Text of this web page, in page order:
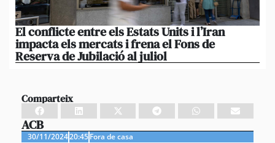
El conflicte entre els Estats Units i l’Iran
impacta els mercats i frena el Fons de
Reserva de Jubilació al juliol
Comparteix
ACB
30/11/202420:45Fora de casa